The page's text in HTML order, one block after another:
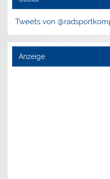
Tweets von
Anzeige